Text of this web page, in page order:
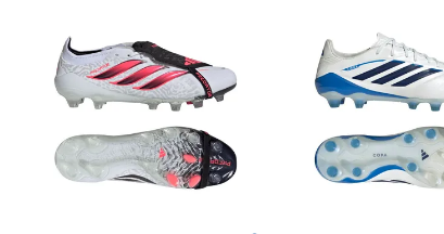
SULLO｜スージョ
gol.｜ゴル
TAPEDESIGN｜テープデザイン
Goodsman｜グッズマン
ドイツ代表
スペイン代表
フランス代表
ポルトガル代表